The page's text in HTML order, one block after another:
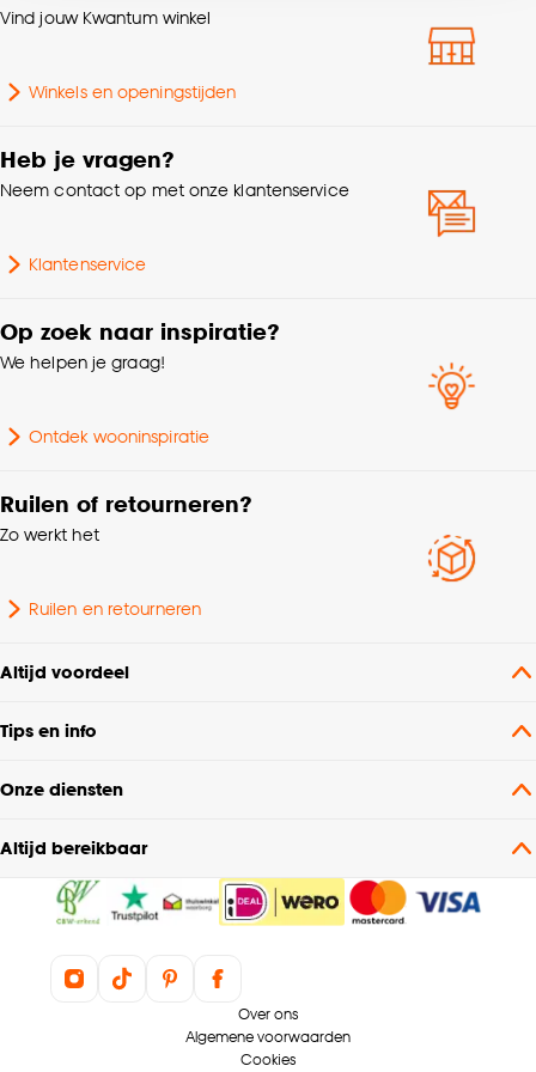
accepteren door op ‘Cookies aanpassen’ te
cookieverklaring
Gewicht 0.242 Kg
Geschikt voor ruimte
Interieurstijl
Lengte
Vind jouw Kwantum winkel
Winkels en openingstijden
Heb je vragen?
Neem contact op met onze klantenservice
Klantenservice
Op zoek naar inspiratie?
We helpen je graag!
Ontdek wooninspiratie
Ruilen of retourneren?
Zo werkt het
Ruilen en retourneren
Altijd voordeel
Tips en info
Onze diensten
Altijd bereikbaar
Over ons
Algemene voorwaarden
Cookies